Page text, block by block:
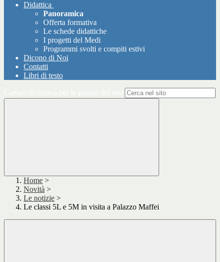
Didattica
Panoramica
Offerta formativa
Le schede didattiche
I progetti del Medi
Programmi svolti e compiti estivi
Dicono di Noi
Contatti
Libri di testo
Home >
Novità >
Le notizie >
Le classi 5L e 5M in visita a Palazzo Maffei